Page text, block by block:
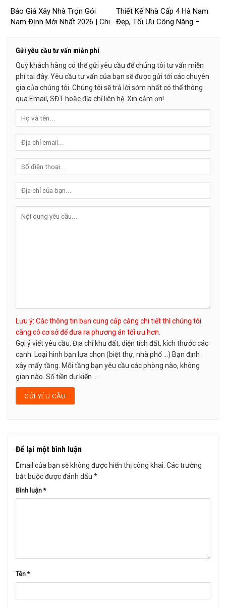
Báo Giá Xây Nhà Trọn Gói
Nam Định Mới Nhất 2026 | Chi
Thiết Kế Nhà Cấp 4 Hà Nam
Đẹp, Tối Ưu Công Năng –
Gửi yêu cầu tư vấn miễn phí
Quý khách hàng có thể gửi yêu cầu để chúng tôi tư vấn miễn
phí tại đây. Yêu cầu tư vấn của bạn sẽ được gửi tới các chuyên
gia của chúng tôi. Chúng tôi sẽ trả lời sớm nhất có thể thông
qua Email, SĐT hoặc địa chỉ liên hệ. Xin cảm ơn!
Lưu ý: Các thông tin bạn cung cấp càng chi tiết thì chúng tôi
càng có cơ sở để đưa ra phương án tối ưu hơn.
Gợi ý viết yêu cầu: Địa chỉ khu đất, diện tích đất, kích thước các
cạnh. Loại hình bạn lựa chọn (biệt thự, nhà phố …) Bạn định
xây mấy tầng. Mỗi tầng bạn yêu cầu các phòng nào, không
gian nào. Số tiền dự kiến ...
Để lại một bình luận
Email của bạn sẽ không được hiển thị công khai. Các trường
bắt buộc được đánh dấu *
Bình luận*
Tên*